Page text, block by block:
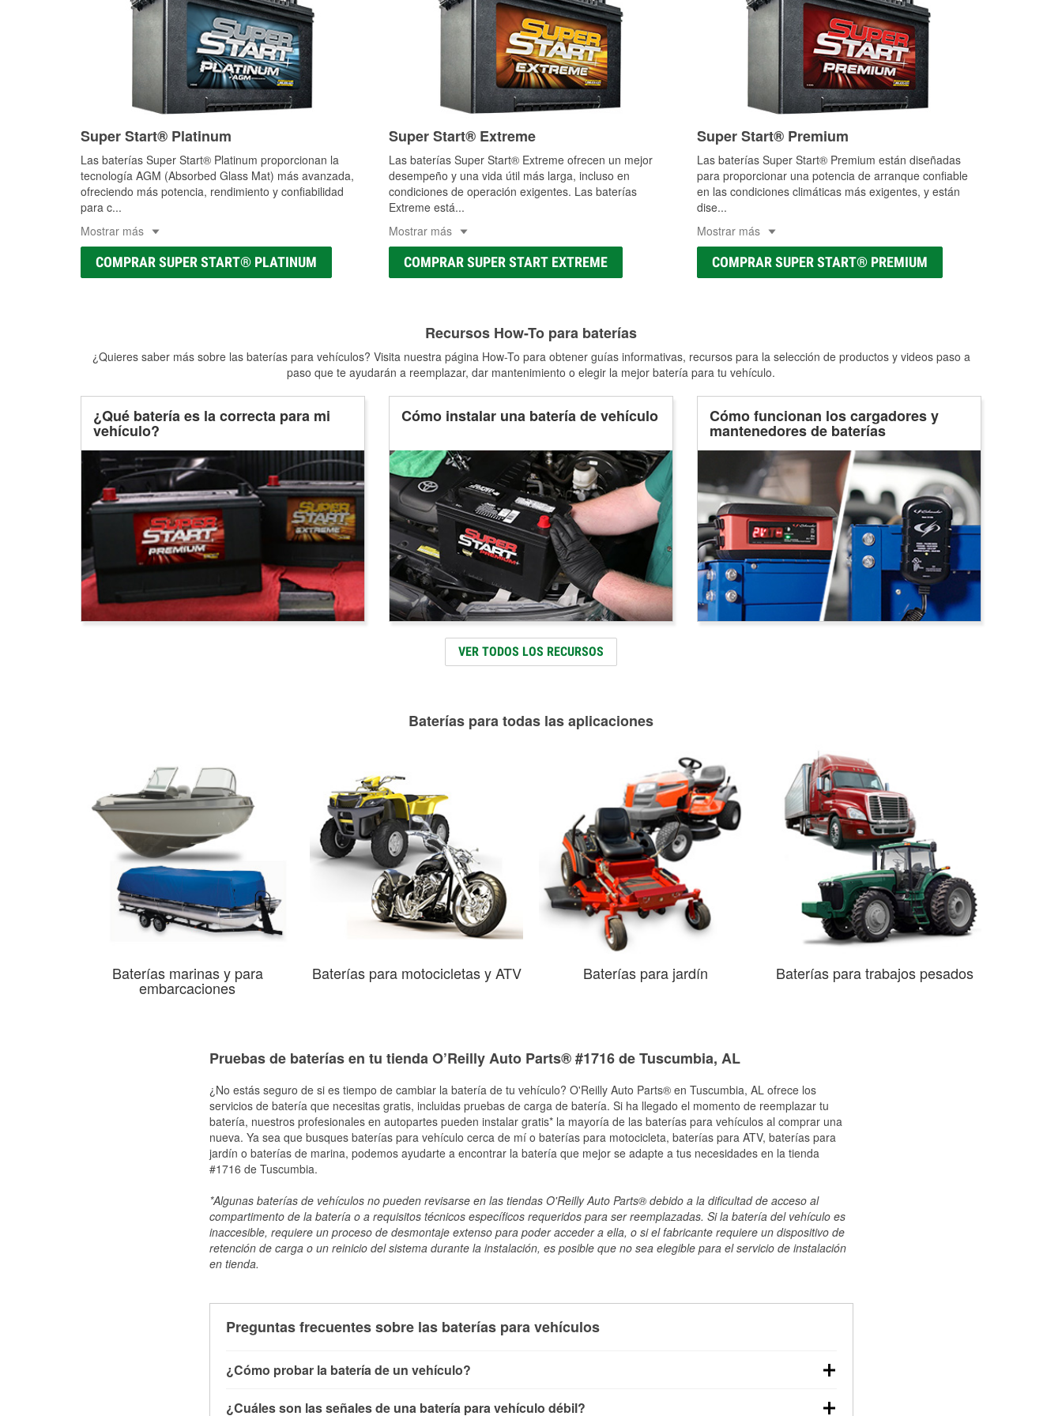
Super Start® Platinum
Las baterías Super Start® Platinum proporcionan la
tecnología AGM (Absorbed Glass Mat) más avanzada,
ofreciendo más potencia, rendimiento y confiabilidad
para c...
Mostrar más
COMPRAR SUPER START® PLATINUM
Super Start® Extreme
Las baterías Super Start® Extreme ofrecen un mejor
desempeño y una vida útil más larga, incluso en
condiciones de operación exigentes. Las baterías
Extreme está...
Mostrar más
COMPRAR SUPER START EXTREME
Super Start® Premium
Las baterías Super Start® Premium están diseñadas
para proporcionar una potencia de arranque confiable
en las condiciones climáticas más exigentes, y están
dise...
Mostrar más
COMPRAR SUPER START® PREMIUM
Recursos How-To para baterías
¿Quieres saber más sobre las baterías para vehículos? Visita nuestra página How-To para obtener guías informativas, recursos para la selección de productos y videos paso a
paso que te ayudarán a reemplazar, dar mantenimiento o elegir la mejor batería para tu vehículo.
¿Qué batería es la correcta para mi
vehículo?
Cómo instalar una batería de vehículo Cómo funcionan los cargadores y
mantenedores de baterías
VER TODOS LOS RECURSOS
Baterías para todas las aplicaciones
Baterías marinas y para
embarcaciones
Baterías para motocicletas y ATV Baterías para jardín Baterías para trabajos pesados
Pruebas de baterías en tu tienda O’Reilly Auto Parts® #1716 de Tuscumbia, AL
¿No estás seguro de si es tiempo de cambiar la batería de tu vehículo? O'Reilly Auto Parts® en Tuscumbia, AL ofrece los
servicios de batería que necesitas gratis, incluidas pruebas de carga de batería. Si ha llegado el momento de reemplazar tu
batería, nuestros profesionales en autopartes pueden instalar gratis* la mayoría de las baterías para vehículos al comprar una
nueva. Ya sea que busques baterías para vehículo cerca de mí o baterías para motocicleta, baterías para ATV, baterías para
jardín o baterías de marina, podemos ayudarte a encontrar la batería que mejor se adapte a tus necesidades en la tienda
#1716 de Tuscumbia.
*Algunas baterías de vehículos no pueden revisarse en las tiendas O'Reilly Auto Parts® debido a la dificultad de acceso al
compartimento de la batería o a requisitos técnicos específicos requeridos para ser reemplazadas. Si la batería del vehículo es
inaccesible, requiere un proceso de desmontaje extenso para poder acceder a ella, o si el fabricante requiere un dispositivo de
retención de carga o un reinicio del sistema durante la instalación, es posible que no sea elegible para el servicio de instalación
en tienda.
Preguntas frecuentes sobre las baterías para vehículos
¿Cómo probar la batería de un vehículo?
¿Cuáles son las señales de una batería para vehículo débil?